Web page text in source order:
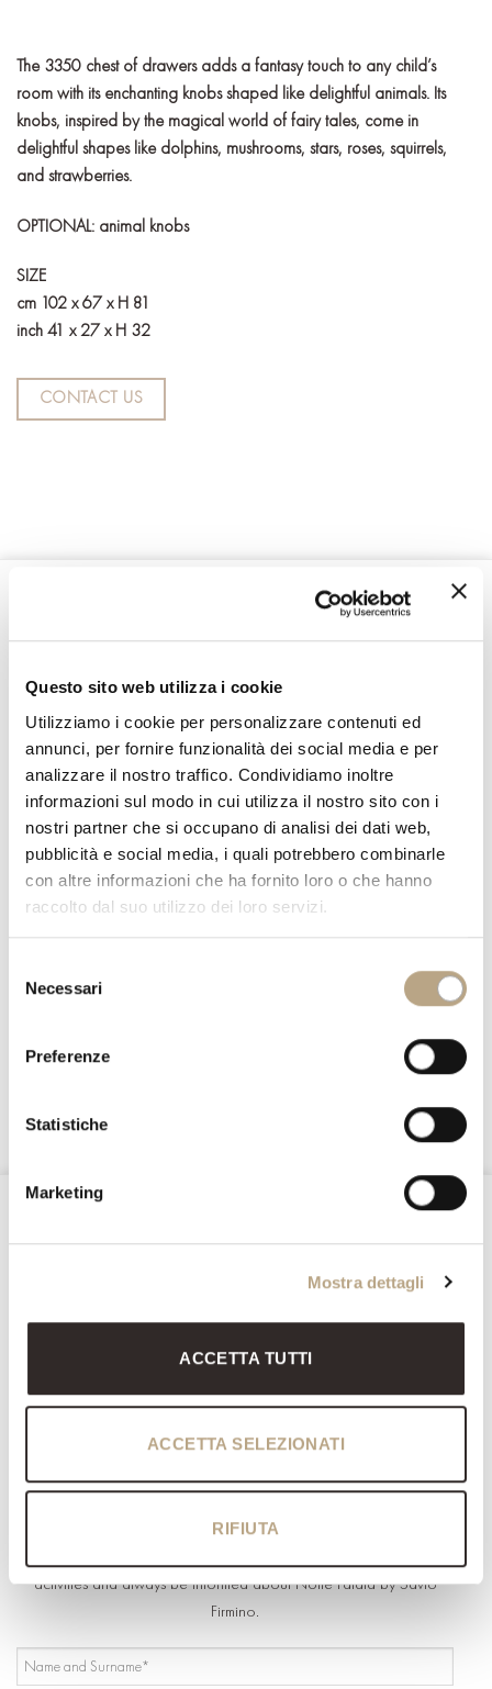
Questo sito web utilizza i cookie
Utilizziamo i cookie per personalizzare contenuti ed
annunci, per fornire funzionalità dei social media e per
analizzare il nostro traffico. Condividiamo inoltre
informazioni sul modo in cui utilizza il nostro sito con i
nostri partner che si occupano di analisi dei dati web,
pubblicità e social media, i quali potrebbero combinarle
con altre informazioni che ha fornito loro o che hanno
raccolto dal suo utilizzo dei loro servizi.
delNecessari
Preferenze
Statistiche
Marketing
Mostra dettagli
ACCETTA TUTTI
ACCETTA SELEZIONATI
RIFIUTA
The 3350 chest of drawers adds a fantasy touch to any child’s
room with its enchanting knobs shaped like delightful animals. Its
knobs, inspired by the magical world of fairy tales, come in
delightful shapes like dolphins, mushrooms, stars, roses, squirrels,
and strawberries.
OPTIONAL: animal knobs
SIZE
cm 102 x 67 x H 81
inch 41 x 27 x H 32
CONTACT US
BEDSIDE TABLES & CHEST OF DRAWERS
Pinterest
Newsletter Notte Fatata
activities and always be informed about Notte Fatata by Savio
Firmino.
NAME